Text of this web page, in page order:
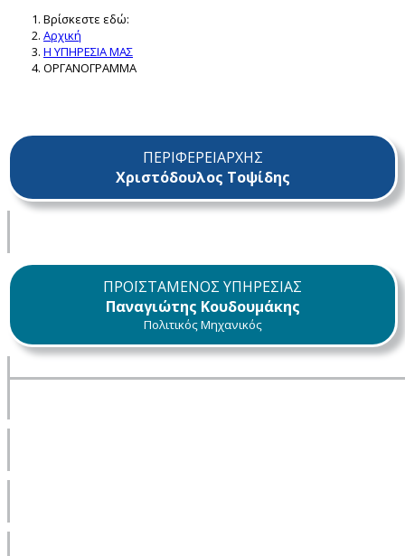
Βρίσκεστε εδώ:
Αρχική
Η ΥΠΗΡΕΣΙΑ ΜΑΣ
ΟΡΓΑΝΟΓΡΑΜΜΑ
ΠΕΡΙΦΕΡΕΙΑΡΧΗΣ
Χριστόδουλος Τοψίδης
ΠΡΟΪΣΤΑΜΕΝΟΣ ΥΠΗΡΕΣΙΑΣ
Παναγιώτης Κουδουμάκης
Πολιτικός Μηχανικός